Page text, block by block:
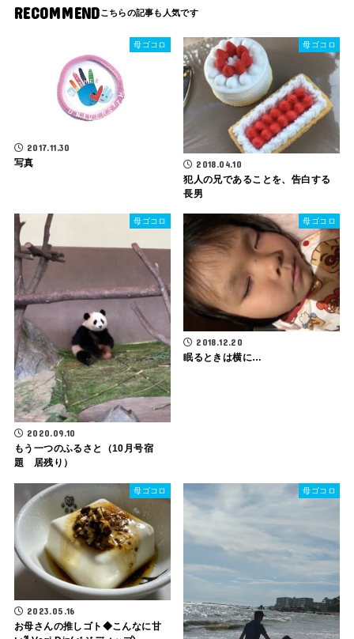
RECOMMEND
母ゴコロ
2017.11.30
写真
母ゴコロ
2018.04.10
犯人の兄であることを、告白する
長男
母ゴコロ
2020.09.10
もう一つのふるさと（10月号宿
題 居残り）
母ゴコロ
2018.12.20
眠るときは横に…
母ゴコロ
2023.05.16
お母さんの推しゴト◆こんなに甘
母ゴコロ